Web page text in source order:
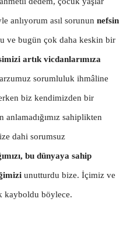
anlıyorum asıl sorunun nefsin
ve bugün çok daha keskin bir
artık vicdanlarımıza
sorumluluk ihmâline
biz kendimizden bir
anlamadığımız sahiplikten
dahi sorumsuz
bu dünyaya sahip
unutturdu bize. İçimiz ve
kayboldu böylece.